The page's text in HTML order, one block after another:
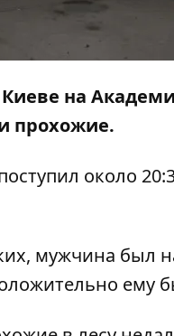
на
прохожие.
около
мужчина был
ему